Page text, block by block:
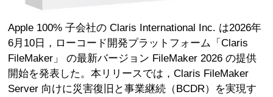
Apple 100% 子会社の Claris International Inc. は2026年
6月10日，ローコード開発プラットフォーム「Claris
FileMaker」 の最新バージョン FileMaker 2026 の提供
開始を発表した。本リリースでは，Claris FileMaker
Server 向けに災害復旧と事業継続（BCDR）を実現す